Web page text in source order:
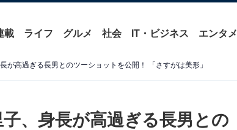
載 ライフ グルメ 社会 IT・ビジネス エンタメ
が高過ぎる長男とのツーショットを公開！ 「さすがは美形」
、身長が高過ぎる長男との